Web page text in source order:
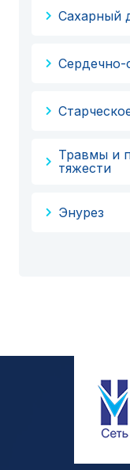
Сахарный
Сердечно-
Травмы и
тяжести
Энурез